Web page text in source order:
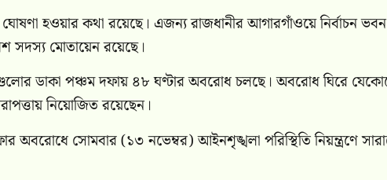
ঘোষণা হওয়ার কথা রয়েছে। এজন্য রাজধানীর আগারগাঁওয়ে নির্বাচন
সদস্য মোতায়েন রয়েছে।
ডাকা পঞ্চম দফায় ৪৮ ঘণ্টার অবরোধ চলছে। অবরোধ ঘিরে
নিয়োজিত রয়েছেন।
সোমবার (১৩ নভেম্বর) আইনশৃঙ্খলা পরিস্থিতি নিয়ন্ত্রণে